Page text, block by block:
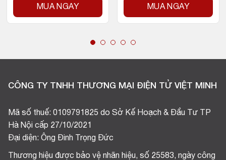
MUA NGAY MUA NGAY
CÔNG TY TNHH THƯƠNG MẠI ĐIỆN TỬ VIỆT MINH
Mã số thuế: 0109791825 do Sở Kế Hoạch & Đầu Tư TP
Hà Nội cấp 27/10/2021
Đại diện: Ông Đinh Trọng Đức
Thương hiệu được bảo vệ nhãn hiệu, số 25583, ngày công